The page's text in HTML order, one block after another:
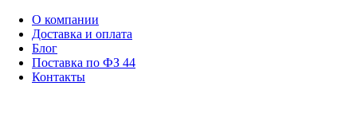
О компании
Доставка и оплата
Блог
Поставка по ФЗ 44
Контакты